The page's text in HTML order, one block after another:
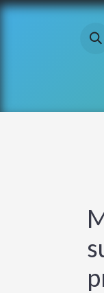
Ir al contenido